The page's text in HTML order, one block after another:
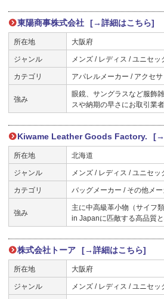
東陽商事株式会社 [→詳細はこちら]
所在地 大阪府
ジャンル メンズ / レディス / ユニセッ
カテゴリ アパレルメーカー / アクセ
強み
眼鏡、サングラスなど服飾
スや納期の早さにお取引業
Kiwame Leather Goods Factory. [→
所在地 北海道
ジャンル メンズ / レディス / ユニセッ
カテゴリ バッグメーカー / その他メ
強み
主に中高級革小物（サイフ
in Japanに匹敵する高品質
株式会社トーア [→詳細はこちら]
所在地 大阪府
ジャンル メンズ / レディス / ユニセッ